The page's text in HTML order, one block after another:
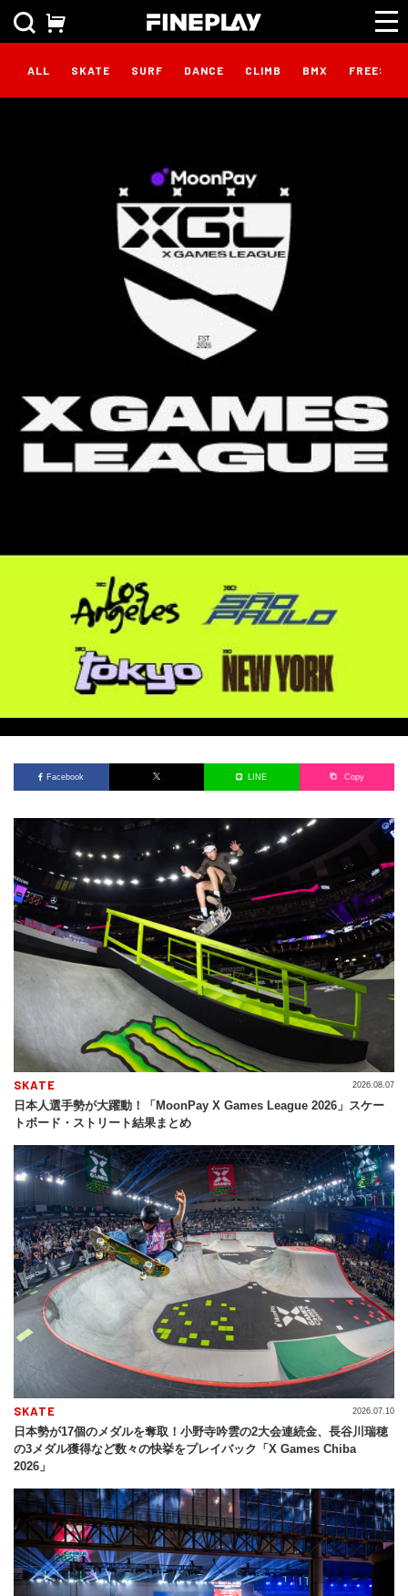
ALL SKATE SURF DANCE CLIMB BMX
Facebook LINE Copy
SKATE
日本人選手勢が大躍動！「MoonPay X Games League 2026」スケー
トボード・ストリート結果まとめ
2026.08.07
SKATE
日本勢が17個のメダルを奪取！小野寺吟雲の2大会連続金、長谷川瑞穂
の3メダル獲得など数々の快挙をプレイバック「X Games Chiba
2026」
2026.07.10